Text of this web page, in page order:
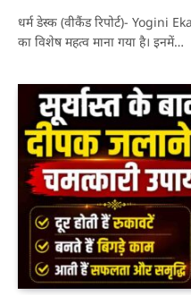
धर्म डेस्क (वीकैंड रिपोर्ट)- Yogini
का विशेष महत्व माना गया है। इनमें…